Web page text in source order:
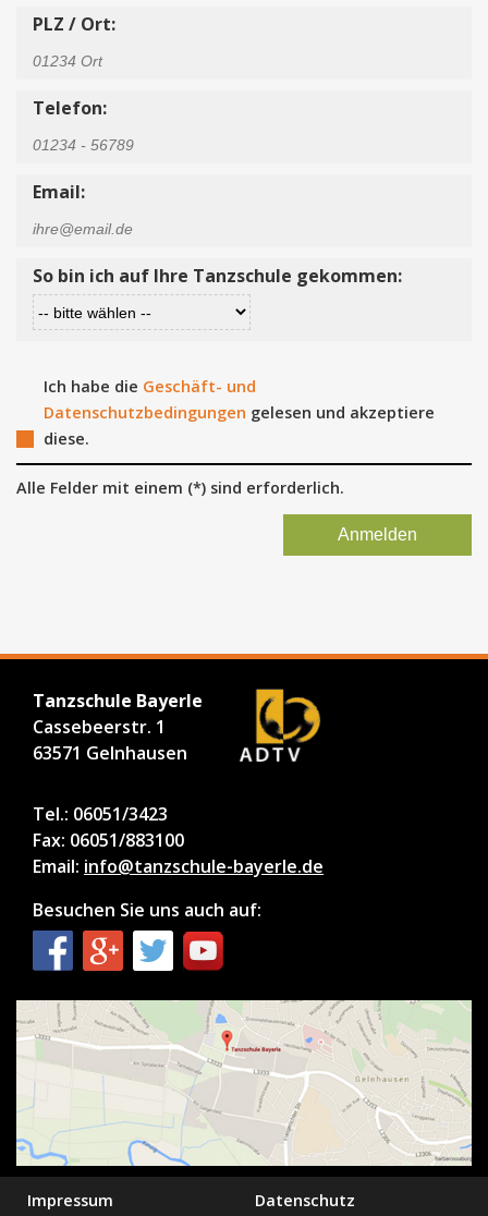
PLZ / Ort:
Telefon:
Email:
So bin ich auf Ihre Tanzschule gekommen:
Ich habe die Geschäft- und
Datenschutzbedingungen gelesen und akzeptiere
diese.
Alle Felder mit einem (*) sind erforderlich.
Tanzschule Bayerle
Cassebeerstr. 1
63571 Gelnhausen
Tel.: 06051/3423
Fax: 06051/883100
Email: info@tanzschule-bayerle.de
Besuchen Sie uns auch auf:
Impressum Datenschutz